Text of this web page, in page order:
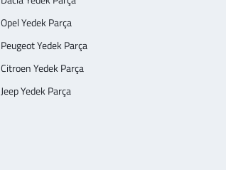
Opel Yedek Parça
Peugeot Yedek Parça
Citroen Yedek Parça
Jeep Yedek Parça